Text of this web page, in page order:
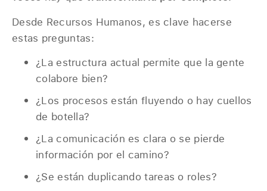
Desde Recursos Humanos, es clave hacerse
estas preguntas:
¿La estructura actual permite que la gente
colabore bien?
¿Los procesos están fluyendo o hay cuellos
de botella?
¿La comunicación es clara o se pierde
información por el camino?
¿Se están duplicando tareas o roles?